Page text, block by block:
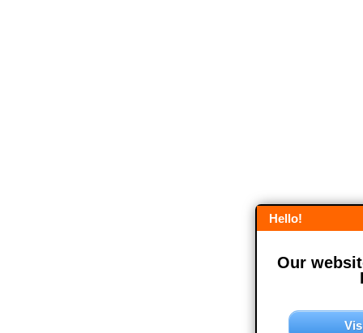
Hello!
Our